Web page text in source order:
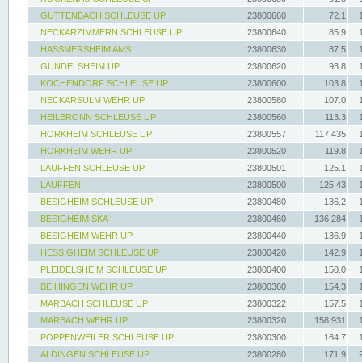
GUTTENBACH SCHLEUSE UP
23800660 72.1
NECKARZIMMERN SCHLEUSE UP
23800640 85.9
HASSMERSHEIM AMS
23800630 87.5
GUNDELSHEIM UP
23800620 93.8
KOCHENDORF SCHLEUSE UP
23800600 103.8
NECKARSULM WEHR UP
23800580 107.0
HEILBRONN SCHLEUSE UP
23800560 113.3
HORKHEIM SCHLEUSE UP
23800557 117.435
HORKHEIM WEHR UP
23800520 119.8
LAUFFEN SCHLEUSE UP
23800501 125.1
LAUFFEN
23800500 125.43
BESIGHEIM SCHLEUSE UP
23800480 136.2
BESIGHEIM SKA
23800460 136.284
BESIGHEIM WEHR UP
23800440 136.9
HESSIGHEIM SCHLEUSE UP
23800420 142.9
PLEIDELSHEIM SCHLEUSE UP
23800400 150.0
BEIHINGEN WEHR UP
23800360 154.3
MARBACH SCHLEUSE UP
23800322 157.5
MARBACH WEHR UP
23800320 158.931
POPPENWEILER SCHLEUSE UP
23800300 164.7
ALDINGEN SCHLEUSE UP
23800280 171.9